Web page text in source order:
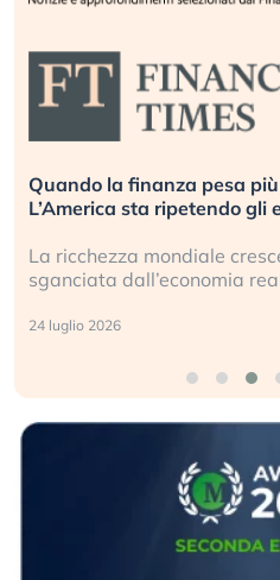
Quando la finanza pesa più
L’America sta ripetendo gli
La ricchezza mondiale
sganciata dall’economia
24 luglio 2026